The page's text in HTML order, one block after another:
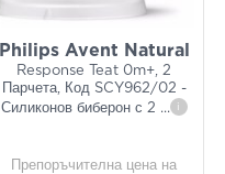
Philips Avent Natural
Response Teat 0m+, 2
Парчета, Код SCY962/02 -
Силиконов биберон с 2 ... i
Препоръчителна цена на